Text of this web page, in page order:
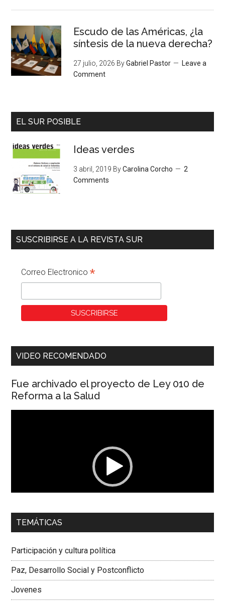
Escudo de las Américas, ¿la
síntesis de la nueva derecha?
27 julio, 2026 ByGabriel Pastor
Leave a
Comment
EL SUR POSIBLE
Ideas verdes
3 abril, 2019 ByCarolina Corcho
2
Comments
SUSCRIBIRSE A LA REVISTA SUR
Correo Electronico*
VIDEO RECOMENDADO
Fue archivado el proyecto de Ley 010 de
Reforma a la Salud
00:00 01:04
Dra. Carolina Corcho Mejía,Presidenta Corporación
Colombiana
TEMÁTICAS
Participación y cultura política
Paz, Desarrollo Social y Postconflicto
Jovenes